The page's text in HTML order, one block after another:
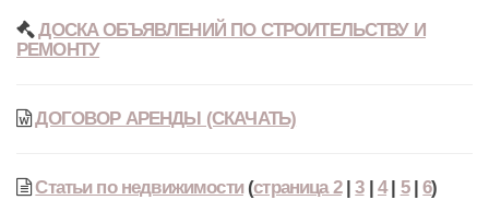
ДОСКА ОБЪЯВЛЕНИЙ ПО СТРОИТЕЛЬСТВУ И
РЕМОНТУ
ДОГОВОР АРЕНДЫ (СКАЧАТЬ)
Статьи по недвижимости(страница 2|3| 4| 5|6)